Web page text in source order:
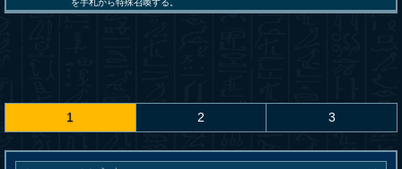
を手札から特殊召喚する。
1 2 3